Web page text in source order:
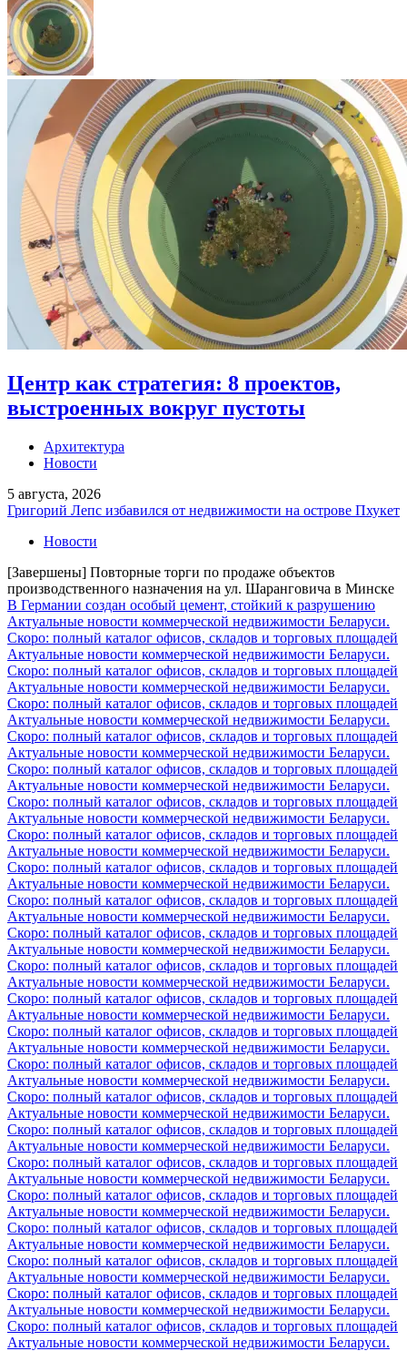
Центр как стратегия: 8 проектов,
выстроенных вокруг пустоты
Архитектура
Новости
5 августа, 2026
Григорий Лепс избавился от недвижимости на острове Пхукет
Новости
[Завершены] Повторные торги по продаже объектов
производственного назначения на ул. Шаранговича в Минске
В Германии создан особый цемент, стойкий к разрушению
Актуальные новости коммерческой недвижимости Беларуси.
Скоро: полный каталог офисов, складов и торговых площадей
Актуальные новости коммерческой недвижимости Беларуси.
Скоро: полный каталог офисов, складов и торговых площадей
Актуальные новости коммерческой недвижимости Беларуси.
Скоро: полный каталог офисов, складов и торговых площадей
Актуальные новости коммерческой недвижимости Беларуси.
Скоро: полный каталог офисов, складов и торговых площадей
Актуальные новости коммерческой недвижимости Беларуси.
Скоро: полный каталог офисов, складов и торговых площадей
Актуальные новости коммерческой недвижимости Беларуси.
Скоро: полный каталог офисов, складов и торговых площадей
Актуальные новости коммерческой недвижимости Беларуси.
Скоро: полный каталог офисов, складов и торговых площадей
Актуальные новости коммерческой недвижимости Беларуси.
Скоро: полный каталог офисов, складов и торговых площадей
Актуальные новости коммерческой недвижимости Беларуси.
Скоро: полный каталог офисов, складов и торговых площадей
Актуальные новости коммерческой недвижимости Беларуси.
Скоро: полный каталог офисов, складов и торговых площадей
Актуальные новости коммерческой недвижимости Беларуси.
Скоро: полный каталог офисов, складов и торговых площадей
Актуальные новости коммерческой недвижимости Беларуси.
Скоро: полный каталог офисов, складов и торговых площадей
Актуальные новости коммерческой недвижимости Беларуси.
Скоро: полный каталог офисов, складов и торговых площадей
Актуальные новости коммерческой недвижимости Беларуси.
Скоро: полный каталог офисов, складов и торговых площадей
Актуальные новости коммерческой недвижимости Беларуси.
Скоро: полный каталог офисов, складов и торговых площадей
Актуальные новости коммерческой недвижимости Беларуси.
Скоро: полный каталог офисов, складов и торговых площадей
Актуальные новости коммерческой недвижимости Беларуси.
Скоро: полный каталог офисов, складов и торговых площадей
Актуальные новости коммерческой недвижимости Беларуси.
Скоро: полный каталог офисов, складов и торговых площадей
Актуальные новости коммерческой недвижимости Беларуси.
Скоро: полный каталог офисов, складов и торговых площадей
Актуальные новости коммерческой недвижимости Беларуси.
Скоро: полный каталог офисов, складов и торговых площадей
Актуальные новости коммерческой недвижимости Беларуси.
Скоро: полный каталог офисов, складов и торговых площадей
Актуальные новости коммерческой недвижимости Беларуси.
Скоро: полный каталог офисов, складов и торговых площадей
Актуальные новости коммерческой недвижимости Беларуси.